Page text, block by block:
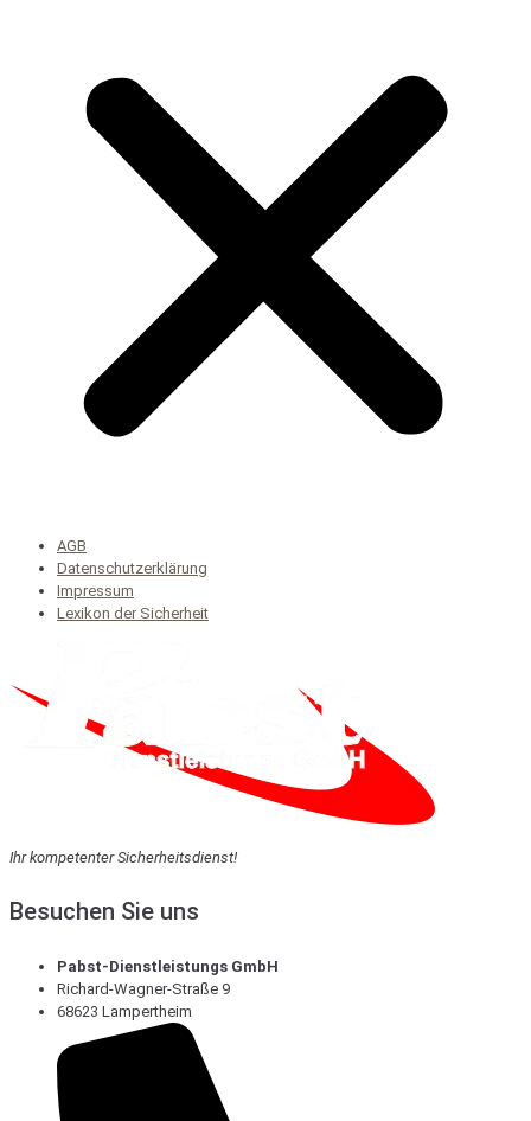
AGB
Datenschutzerklärung
Impressum
Lexikon der Sicherheit
Ihr kompetenter Sicherheitsdienst!
Besuchen Sie uns
Pabst-Dienstleistungs GmbH
Richard-Wagner-Straße 9
68623 Lampertheim